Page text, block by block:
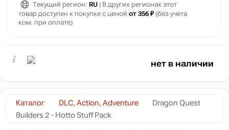
Каталог DLC, Action, Adventure
Dragon Quest
Builders 2 - Hotto Stuff Pack
Текущий регион: RU | В других регионах этот
товар доступен к покупке с ценой от 356 ₽ (без учета
ком. при оплате)
нет в наличии